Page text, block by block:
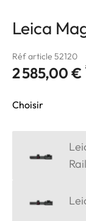
Leica
Réf article 52120
2 585,00 €
Choisir